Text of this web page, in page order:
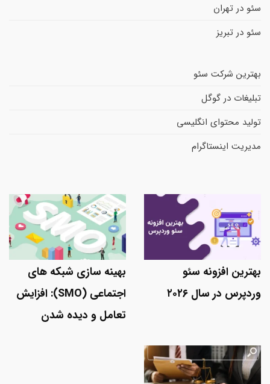
سئو در تهران
سئو در تبریز
بهترین شرکت سئو
تبلیغات در گوگل
تولید محتوای انگلیسی
مدیریت اینستاگرام
بهترین افزونه سئو
وردپرس در سال ۲۰۲۶
بهینه سازی شبکه های
اجتماعی (SMO): افزایش
تعامل و دیده شدن